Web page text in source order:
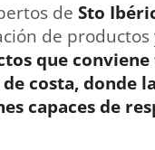
de Sto
de
que
costa, donde
capaces de